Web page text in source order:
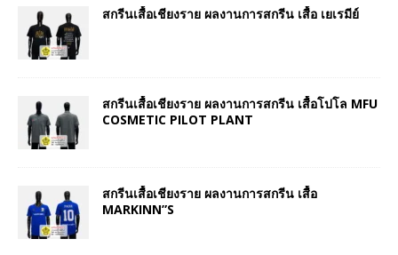
สกรีนเสื้อเชียงราย ผลงานการสกรีน เสื้อ เยเรมีย์
สกรีนเสื้อเชียงราย ผลงานการสกรีน เสื้อโปโล MFU
COSMETIC PILOT PLANT
สกรีนเสื้อเชียงราย ผลงานการสกรีน เสื้อ
MARKINN”S